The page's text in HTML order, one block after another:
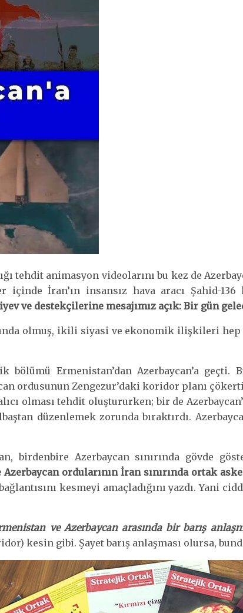
tehdit animasyon videolarını bu kez de
İran’ın insansız hava aracı Şahid-
ve destekçilerine mesajımız açık: Bir gün
olmuş, ikili siyasi ve ekonomik ilişkileri
bölümü Ermenistan’dan Azerbaycan’a
ordusunun Zengezur’daki koridor planı
olması tehdit oluştururken; bir de
düzenlemek zorunda bıraktırdı.
birdenbire Azerbaycan sınırında gövde
Azerbaycan ordularının İran sınırında ortak
kesmeyi amaçladığını yazdı. Yani
ve Azerbaycan arasında bir barış
kesin gibi. Şayet barış anlaşması olursa,